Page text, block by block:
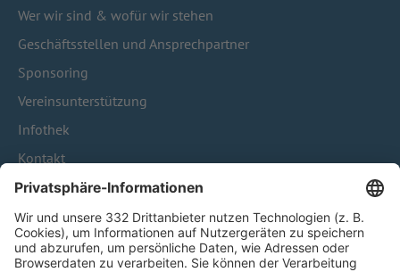
Wer wir sind & wofür wir stehen
Geschäftsstellen und Ansprechpartner
Sponsoring
Vereinsunterstützung
Infothek
Kontakt
HÄUFIG BESUCHTE SEITEN
Pässe und Vereinswechsel